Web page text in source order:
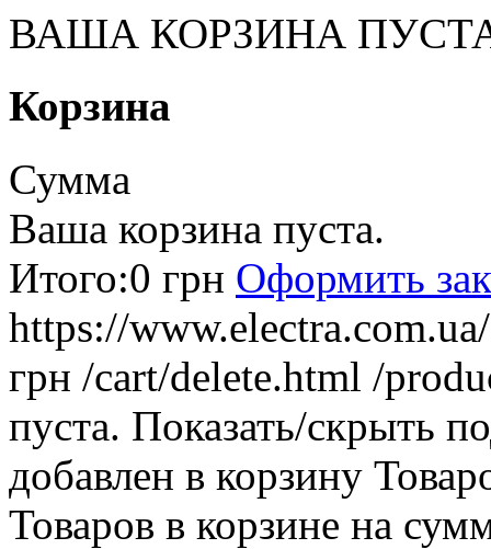
ВАША КОРЗИНА
Корзина
Сумма
Ваша корзина пуста.
Итого:0 грн Оформить
https://
грн /cart/delete.html /
пуста. Показать/скрыть
добавлен в корзину
Товаров в корзине на